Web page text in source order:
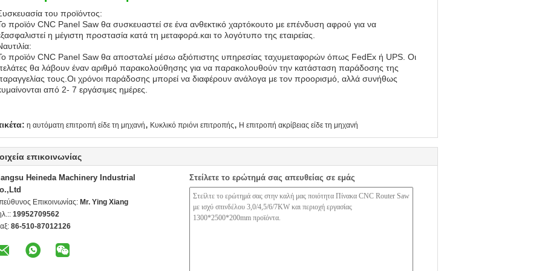
του προϊόντος:
προϊόν CNC Panel Saw θα συσκευαστεί σε ένα ανθεκτικό χαρτόκουτο με επένδυση αφρού για να
η μέγιστη προστασία κατά τη μεταφορά.και το λογότυπο της εταιρείας.
προϊόν CNC Panel Saw θα αποσταλεί μέσω αξιόπιστης υπηρεσίας ταχυμεταφορών όπως FedEx ή UPS. Οι
θα λάβουν έναν αριθμό παρακολούθησης για να παρακολουθούν την κατάσταση παράδοσης της
τους.Οι χρόνοι παράδοσης μπορεί να διαφέρουν ανάλογα με τον προορισμό, αλλά συνήθως
από 2- 7 εργάσιμες ημέρες.
η αυτόματη επιτροπή είδε τη μηχανή, Κυκλικό πριόνι επιτροπής, Η επιτροπή ακρίβειας είδε τη μηχανή
επικοινωνίας
Heineda Machinery Industrial
Επικοινωνίας: Mr. Ying Xiang
19952709562
86-510-87012126
Στείλετε το ερώτημά σας απευθείας σε εμάς